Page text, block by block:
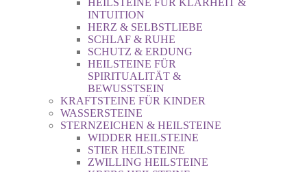
HEILSTEINE FÜR KLARHEIT &
INTUITION
HERZ & SELBSTLIEBE
SCHLAF & RUHE
SCHUTZ & ERDUNG
HEILSTEINE FÜR
SPIRITUALITÄT &
BEWUSSTSEIN
KRAFTSTEINE FÜR KINDER
WASSERSTEINE
STERNZEICHEN & HEILSTEINE
WIDDER HEILSTEINE
STIER HEILSTEINE
ZWILLING HEILSTEINE